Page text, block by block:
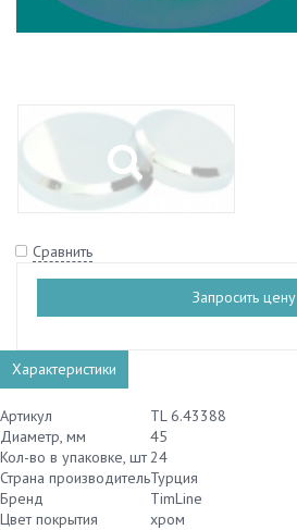
Сравнить
Запросить цену
Характеристики
Артикул
TL 6.43388
Диаметр, мм
45
Кол-во в упаковке, шт 24
Страна производительТурция
Бренд
TimLine
Цвет покрытия
хром